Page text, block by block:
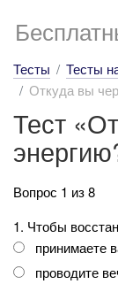
Тесты
Тесты
Откуда вы
Тест
Вопрос 1 из 8
1. Чтобы
принимаете
проводите